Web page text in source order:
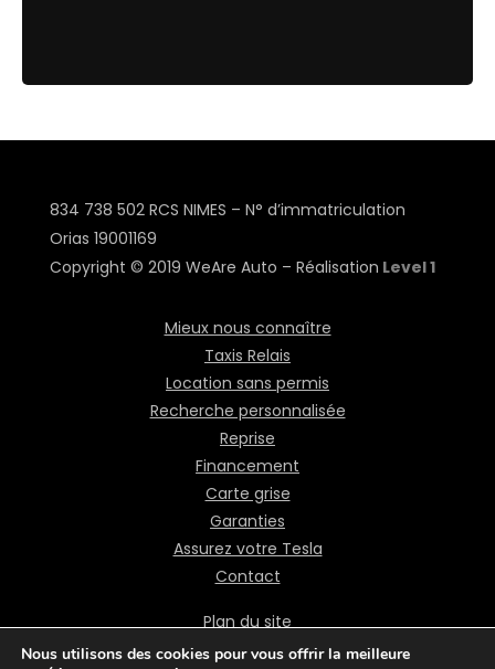
834 738 502 RCS NIMES – N° d’immatriculation
Orias 19001169
Copyright © 2019 WeAre Auto – Réalisation Level 1
Mieux nous connaître
Taxis Relais
Location sans permis
Recherche personnalisée
Reprise
Financement
Carte grise
Garanties
Assurez votre Tesla
Contact
Plan du site
Mentions légales
Nous utilisons des cookies pour vous offrir la meilleure